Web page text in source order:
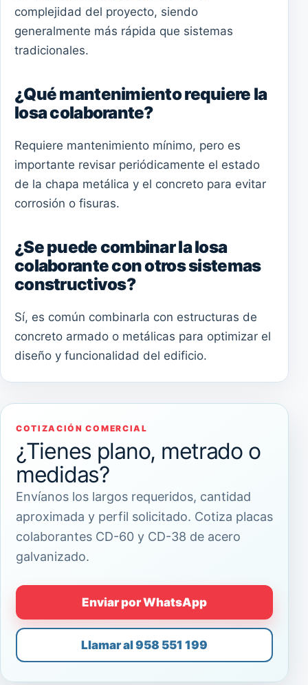
complejidad del proyecto, siendo
generalmente más rápida que sistemas
tradicionales.
¿Qué mantenimiento requiere la
losa colaborante?
Requiere mantenimiento mínimo, pero es
importante revisar periódicamente el estado
de la chapa metálica y el concreto para evitar
corrosión o fisuras.
¿Se puede combinar la losa
colaborante con otros sistemas
constructivos?
Sí, es común combinarla con estructuras de
concreto armado o metálicas para optimizar el
diseño y funcionalidad del edificio.
COTIZACIÓN COMERCIAL
¿Tienes plano, metrado o
medidas?
Envíanos los largos requeridos, cantidad
aproximada y perfil solicitado. Cotiza placas
colaborantes CD-60 y CD-38 de acero
galvanizado.
Enviar por WhatsApp
Llamar al 958 551 199